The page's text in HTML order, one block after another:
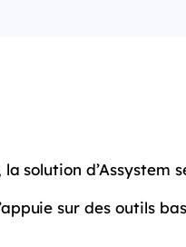
solution d’Assystem
sur des outils